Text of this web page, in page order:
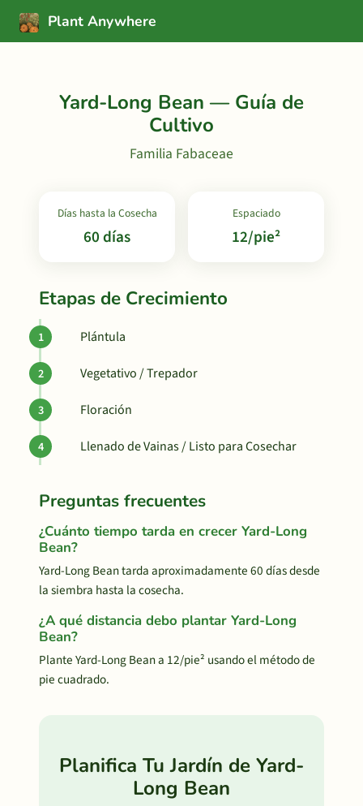
Plant Anywhere
Yard-Long Bean — Guía de
Cultivo
Familia Fabaceae
Días hasta la Cosecha
60 días
Espaciado
12/pie²
Etapas de Crecimiento
Plántula
Vegetativo / Trepador
Floración
Llenado de Vainas / Listo para Cosechar
Preguntas frecuentes
¿Cuánto tiempo tarda en crecer Yard-Long
Bean?
Yard-Long Bean tarda aproximadamente 60 días desde
la siembra hasta la cosecha.
¿A qué distancia debo plantar Yard-Long
Bean?
Plante Yard-Long Bean a 12/pie² usando el método de
pie cuadrado.
Planifica Tu Jardín de Yard-
Long Bean